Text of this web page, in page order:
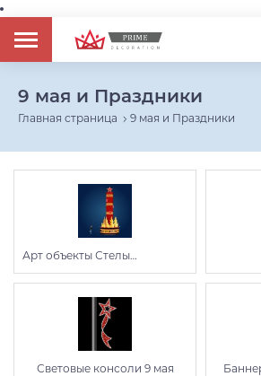
9 мая и Праздники
Главная страница 9 мая и Праздники
Арт объекты Стелы
Световые консоли 9 мая